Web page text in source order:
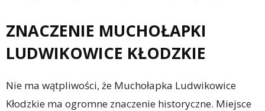
ZNACZENIE MUCHOŁAPKI
LUDWIKOWICE KŁODZKIE
Nie ma wątpliwości, że Muchołapka Ludwikowice
Kłodzkie ma ogromne znaczenie historyczne. Miejsce